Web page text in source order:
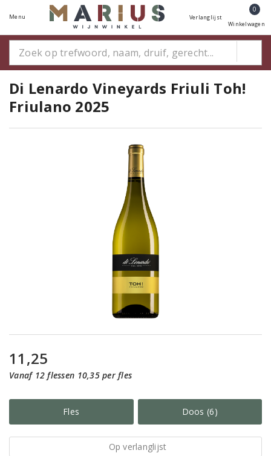
Menu Verlanglijst
0
Winkelwagen
Di Lenardo Vineyards Friuli Toh!
Friulano 2025
11,25
Vanaf 12 flessen 10,35 per fles
Fles Doos (6)
Op verlanglijst